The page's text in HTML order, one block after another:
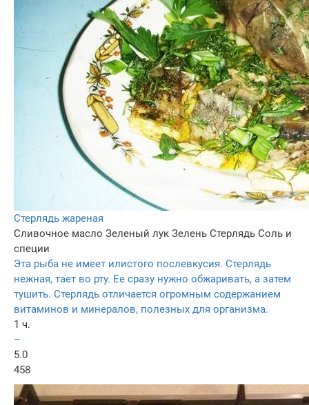
Стерлядь жареная
Сливочное масло Зеленый лук Зелень Стерлядь Соль и
специи
Эта рыба не имеет илистого послевкусия. Стерлядь
нежная, тает во рту. Ее сразу нужно обжаривать, а затем
тушить. Стерлядь отличается огромным содержанием
витаминов и минералов, полезных для организма.
1 ч.
–
5.0
458